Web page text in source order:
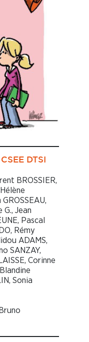
DTSI
BROSSIER,
G., Jean
Pascal
Rémy
ADAMS,
SANZAY,
Corinne
Sonia
Bruno